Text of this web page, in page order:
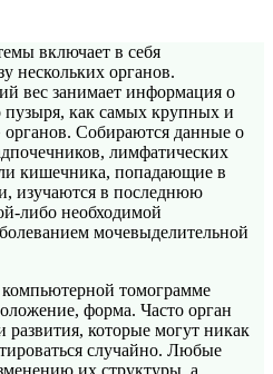
включает в себя
нескольких органов.
вес занимает информация о
пузыря, как самых крупных и
Собираются данные о
лимфатических
кишечника, попадающие в
изучаются в последнюю
либо необходимой
мочевыделительной
томограмме
форма. Часто орган
которые могут никак
случайно. Любые
их структуры, а